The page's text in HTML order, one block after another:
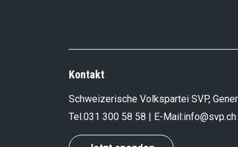
Kontakt
Schweizerische Volkspartei SVP,
Tel.031 300 58 58 | E-Mail:info@svp.ch